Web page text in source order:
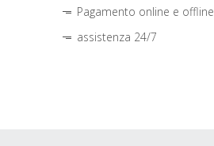
Pagamento online e offline
assistenza 24/7